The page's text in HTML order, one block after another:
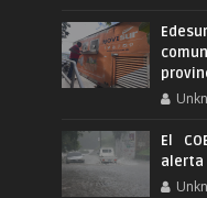
El
alerta